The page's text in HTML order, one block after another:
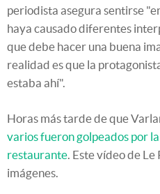
periodista asegura sentirse
haya causado diferentes
que debe hacer una buena
realidad es que la
estaba ahí".
Horas más tarde de que
varios fueron golpeados por
restaurante. Este vídeo de Le
imágenes.